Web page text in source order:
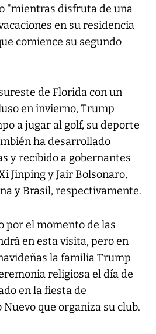
"mientras disfruta de una
en su residencia
comience su segundo
de Florida con un
en invierno, Trump
a jugar al golf, su deporte
ha desarrollado
y recibido a gobernantes
Jinping y Jair Bolsonaro,
y Brasil, respectivamente.
por el momento de las
en esta visita, pero en
la familia Trump
religiosa el día de
en la fiesta de
que organiza su club.